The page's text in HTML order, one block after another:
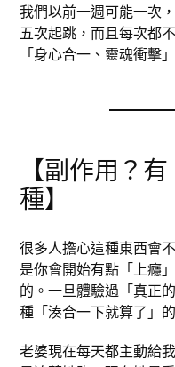
我們以前一週可能一次
五次起跳，而且每次都
「身心合一、靈魂衝擊
【副作用？
種】
很多人擔心這種東西會
是你會開始有點「上癮
的。一旦體驗過「真正
種「湊合一下就算了」
老婆現在每天都主動給